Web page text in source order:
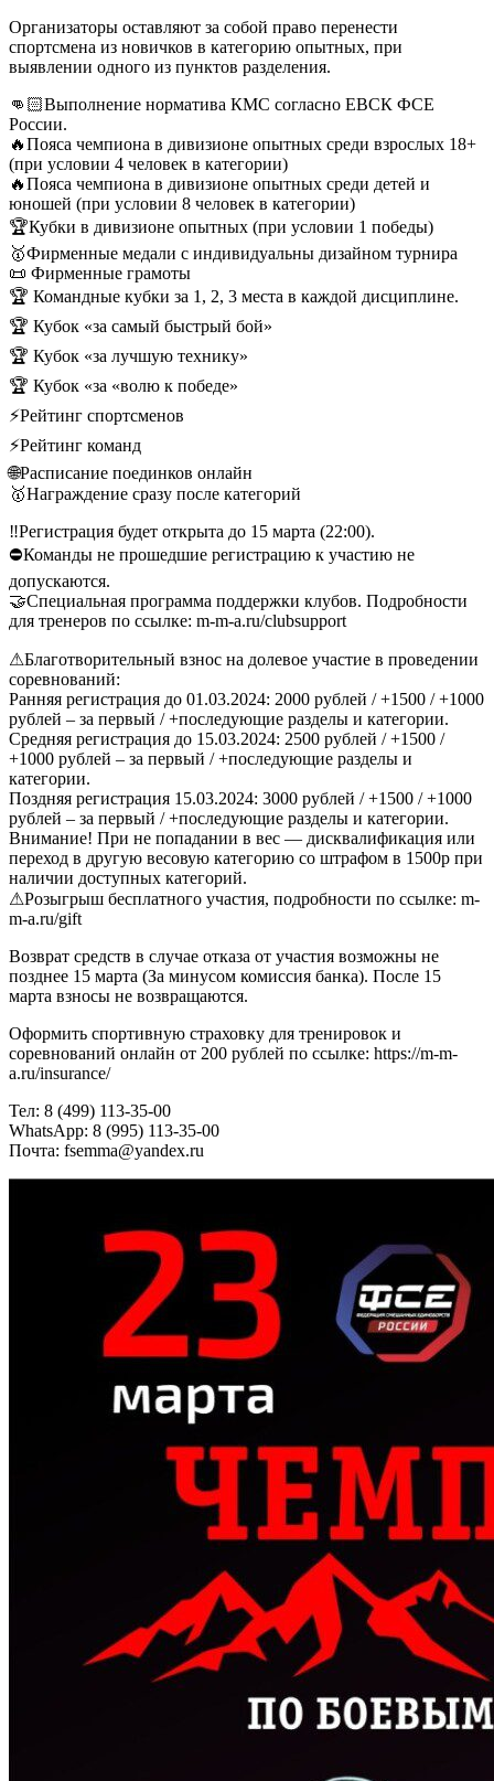
Организаторы оставляют за собой право перенести
спортсмена из новичков в категорию опытных, при
выявлении одного из пунктов разделения.
👊🏻Выполнение норматива КМС согласно ЕВСК ФСЕ
России.
🔥Пояса чемпиона в дивизионе опытных среди взрослых 18+
(при условии 4 человек в категории)
🔥Пояса чемпиона в дивизионе опытных среди детей и
юношей (при условии 8 человек в категории)
🏆Кубки в дивизионе опытных (при условии 1 победы)
🥇Фирменные медали с индивидуальны дизайном турнира
📜 Фирменные грамоты
🏆 Командные кубки за 1, 2, 3 места в каждой дисциплине.
🏆 Кубок «за самый быстрый бой»
🏆 Кубок «за лучшую технику»
🏆 Кубок «за «волю к победе»
⚡Рейтинг спортсменов
⚡Рейтинг команд
🌐Расписание поединков онлайн
🥇Награждение сразу после категорий
‼Регистрация будет открыта до 15 марта (22:00).
⛔Команды не прошедшие регистрацию к участию не
допускаются.
🤝Специальная программа поддержки клубов. Подробности
для тренеров по ссылке: m-m-a.ru/clubsupport
⚠Благотворительный взнос на долевое участие в проведении
соревнований:
Ранняя регистрация до 01.03.2024: 2000 рублей / +1500 / +1000
рублей – за первый / +последующие разделы и категории.
Средняя регистрация до 15.03.2024: 2500 рублей / +1500 /
+1000 рублей – за первый / +последующие разделы и
категории.
Поздняя регистрация 15.03.2024: 3000 рублей / +1500 / +1000
рублей – за первый / +последующие разделы и категории.
Внимание! При не попадании в вес — дисквалификация или
переход в другую весовую категорию со штрафом в 1500р при
наличии доступных категорий.
⚠Розыгрыш бесплатного участия, подробности по ссылке: m-
m-a.ru/gift
Возврат средств в случае отказа от участия возможны не
позднее 15 марта (За минусом комиссия банка). После 15
марта взносы не возвращаются.
Оформить спортивную страховку для тренировок и
соревнований онлайн от 200 рублей по ссылке: https://m-m-
a.ru/insurance/
Тел: 8 (499) 113-35-00
WhatsApp: 8 (995) 113-35-00
Почта: fsemma@yandex.ru